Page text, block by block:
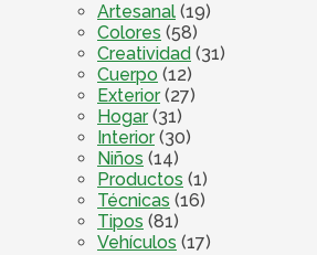
Artesanal (19)
Colores (58)
Creatividad (31)
Cuerpo (12)
Exterior(27)
Hogar(31)
Interior(30)
Niños (14)
Productos (1)
Técnicas (16)
Tipos (81)
Vehículos (17)